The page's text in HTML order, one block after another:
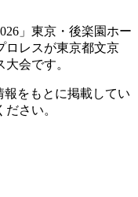
」東京・後楽園ホー
ロレスが東京都文京
会です。
報をもとに掲載してい
さい。